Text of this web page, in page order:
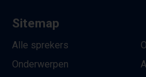
Sitemap
Alle sprekers
Onderwerpen